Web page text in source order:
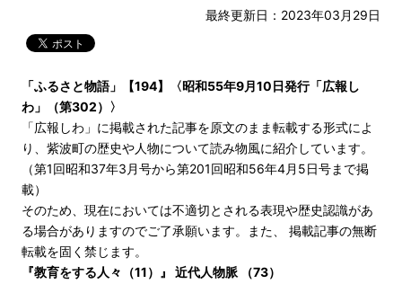
最終更新日：2023年03月29日
「ふるさと物語」【194】〈昭和55年9月10日発行「広報し
わ」（第302）〉
「広報しわ」に掲載された記事を原文のまま転載する形式によ
り、紫波町の歴史や人物について読み物風に紹介しています。
（第1回昭和37年3月号から第201回昭和56年4月5日号まで掲
載）
そのため、現在においては不適切とされる表現や歴史認識があ
る場合がありますのでご了承願います。また、 掲載記事の無断
転載を固く禁じます。
『教育をする人々（11）』 近代人物脈 （73）